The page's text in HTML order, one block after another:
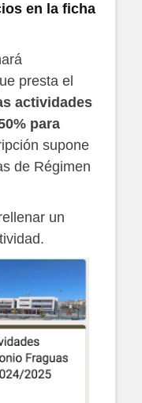
en la ficha
presta el
actividades
para
supone
de Régimen
un